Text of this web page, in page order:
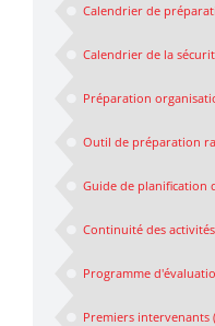
Calendrier de
Calendrier de la
Préparation
Outil de préparation
Guide de planification
Continuité des activités
Programme
Premiers intervenants